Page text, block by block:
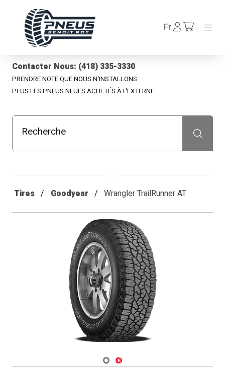
FrSe
connecter/fr/cart
Menu
Menu
Contacter Nous: (418) 335-3330
PRENDRE NOTE QUE NOUS N'INSTALLONS
PLUS LES PNEUS NEUFS ACHETÉS À L'EXTERNE
Recherche Recherche
Tires Goodyear Wrangler TrailRunner AT
Navigate 1
Navigate 2